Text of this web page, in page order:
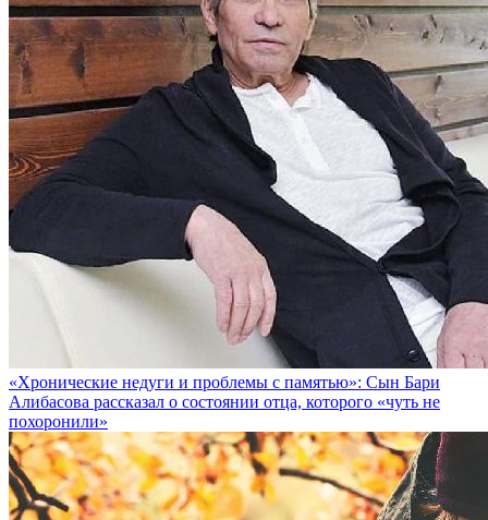
«Хронические недуги и проблемы с памятью»: Сын Бари
Алибасова рассказал о состоянии отца, которого «чуть не
похоронили»